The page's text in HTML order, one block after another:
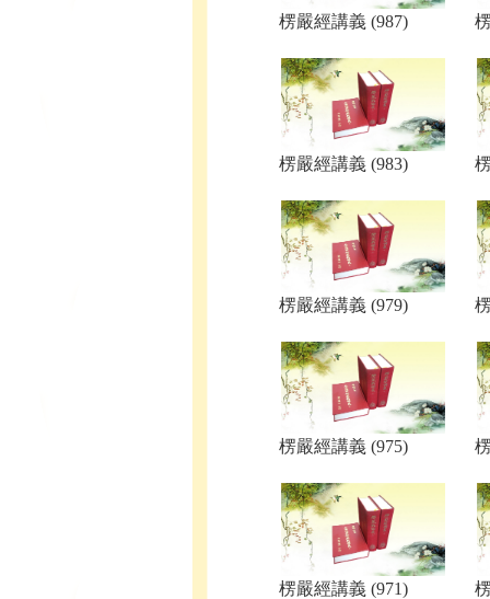
楞嚴經講義 (987)
楞嚴經講義 (983)
楞嚴經講義 (979)
楞嚴經講義 (975)
楞嚴經講義 (971)